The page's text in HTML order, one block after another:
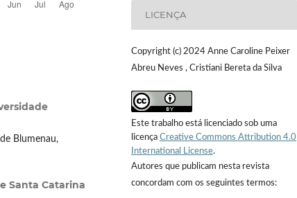
Blumenau,
Santa Catarina
LICENÇA
Copyright (c) 2024 Anne Caroline Peixer
Abreu Neves , Cristiani Bereta da Silva
Este trabalho está licenciado sob uma
licença Creative Commons Attribution 4.0
International License.
Autores que publicam nesta revista
concordam com os seguintes termos: